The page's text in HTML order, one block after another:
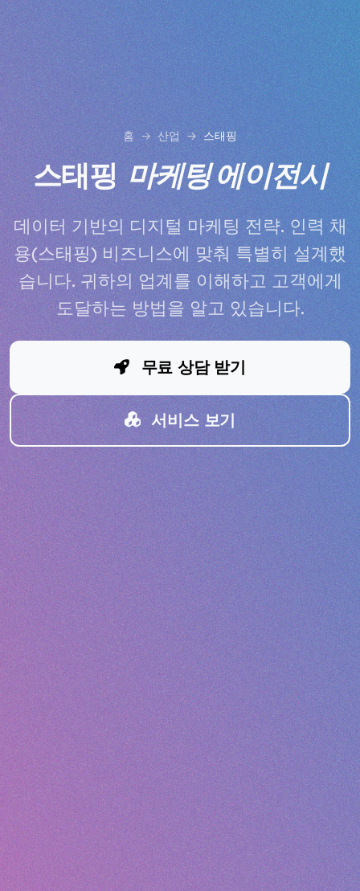
홈 산업 스태핑
스태핑마케팅 에이전시
데이터 기반의 디지털 마케팅 전략. 인력 채
용(스태핑) 비즈니스에 맞춰 특별히 설계했
습니다. 귀하의 업계를 이해하고 고객에게
도달하는 방법을 알고 있습니다.
무료 상담 받기
서비스 보기